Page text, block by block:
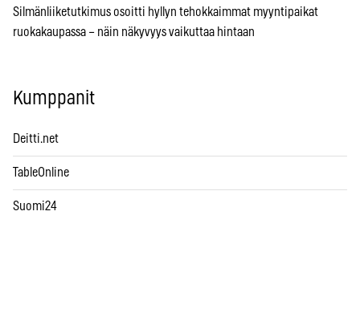
Silmänliiketutkimus osoitti hyllyn tehokkaimmat myyntipaikat
ruokakaupassa – näin näkyvyys vaikuttaa hintaan
Kumppanit
Deitti.net
TableOnline
Suomi24